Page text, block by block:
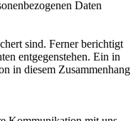
Daten
sind. Ferner berichtigt
entgegenstehen. Ein in
in diesem Zusammenhang